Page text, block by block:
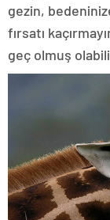
gezin,
fırsatı
geç olmuş